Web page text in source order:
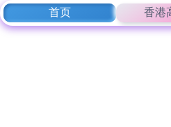
首页 香港